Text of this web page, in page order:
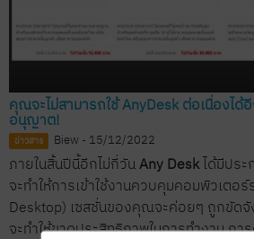
คุณจะไม่สามารถใช้ AnyDesk ต่อเนื่องได้
อนุญาต!
ข่าวสาร Biew - 15/12/2022
ภายในสิ้นปีนี้อีกไม่กี่วัน Any Deskได้มีประ
จะทำให้การเข้าใช้งานควบคุมคอมพิวเตอร์
Desktop) เซสชั่นของคุณจะค่อยๆ ถูกขัดจั
จะทำให้ขาดประสิทธิภาพในการทำงาน ก